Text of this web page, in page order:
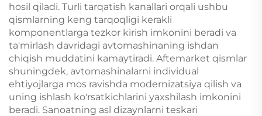
hosil qiladi. Turli tarqatish kanallari orqali ushbu
qismlarning keng tarqoqligi kerakli
komponentlarga tezkor kirish imkonini beradi va
ta'mirlash davridagi avtomashinaning ishdan
chiqish muddatini kamaytiradi. Aftemarket qismlar
shuningdek, avtomashinalarni individual
ehtiyojlarga mos ravishda modernizatsiya qilish va
uning ishlash ko'rsatkichlarini yaxshilash imkonini
beradi. Sanoatning asl dizaynlarni teskari